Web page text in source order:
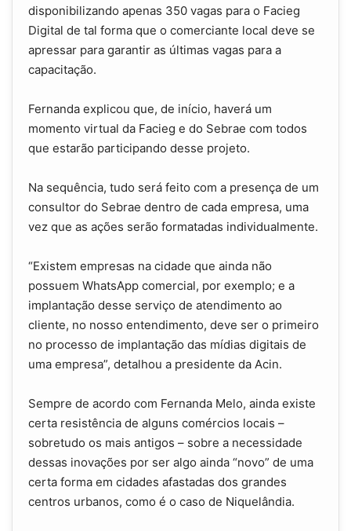
disponibilizando apenas 350 vagas para o Facieg
Digital de tal forma que o comerciante local deve se
apressar para garantir as últimas vagas para a
capacitação.
Fernanda explicou que, de início, haverá um
momento virtual da Facieg e do Sebrae com todos
que estarão participando desse projeto.
Na sequência, tudo será feito com a presença de um
consultor do Sebrae dentro de cada empresa, uma
vez que as ações serão formatadas individualmente.
“Existem empresas na cidade que ainda não
possuem WhatsApp comercial, por exemplo; e a
implantação desse serviço de atendimento ao
cliente, no nosso entendimento, deve ser o primeiro
no processo de implantação das mídias digitais de
uma empresa”, detalhou a presidente da Acin.
Sempre de acordo com Fernanda Melo, ainda existe
certa resistência de alguns comércios locais –
sobretudo os mais antigos – sobre a necessidade
dessas inovações por ser algo ainda “novo” de uma
certa forma em cidades afastadas dos grandes
centros urbanos, como é o caso de Niquelândia.